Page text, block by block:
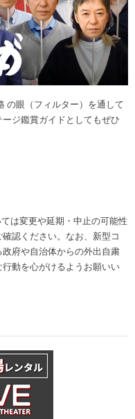
の眼（フィルター）を通して
ジ鑑賞ガイドとしてもぜひ
は変更や延期・中止の可能性
認ください。なお、新型コ
府や自治体からの外出自粛
動を心がけるようお願いい